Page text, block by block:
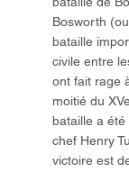
Bosworth
bataille
civile entre
ont fait rage
moitié du
bataille a
chef Henry
victoire est